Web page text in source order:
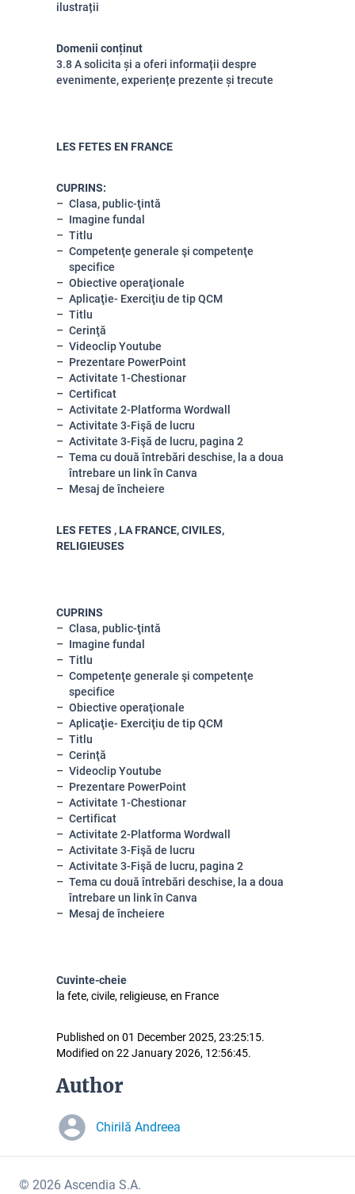
ilustrații
Domenii conținut
3.8 A solicita și a oferi informații despre
evenimente, experiențe prezente și trecute
LES FETES EN FRANCE
CUPRINS:
Clasa, public-ţintă
Imagine fundal
Titlu
Competenţe generale şi competenţe
specifice
Obiective operaţionale
Aplicaţie- Exerciţiu de tip QCM
Titlu
Cerinţă
Videoclip Youtube
Prezentare PowerPoint
Activitate 1-Chestionar
Certificat
Activitate 2-Platforma Wordwall
Activitate 3-Fişă de lucru
Activitate 3-Fişă de lucru, pagina 2
Tema cu două întrebări deschise, la a doua
întrebare un link în Canva
Mesaj de încheiere
LES FETES , LA FRANCE, CIVILES,
RELIGIEUSES
CUPRINS
Clasa, public-ţintă
Imagine fundal
Titlu
Competenţe generale şi competenţe
specifice
Obiective operaţionale
Aplicaţie- Exerciţiu de tip QCM
Titlu
Cerinţă
Videoclip Youtube
Prezentare PowerPoint
Activitate 1-Chestionar
Certificat
Activitate 2-Platforma Wordwall
Activitate 3-Fişă de lucru
Activitate 3-Fişă de lucru, pagina 2
Tema cu două întrebări deschise, la a doua
întrebare un link în Canva
Mesaj de încheiere
Cuvinte-cheie
la fete, civile, religieuse, en France
Published on 01 December 2025, 23:25:15.
Modified on 22 January 2026, 12:56:45.
Author
Chirilă Andreea
© 2026 Ascendia S.A.